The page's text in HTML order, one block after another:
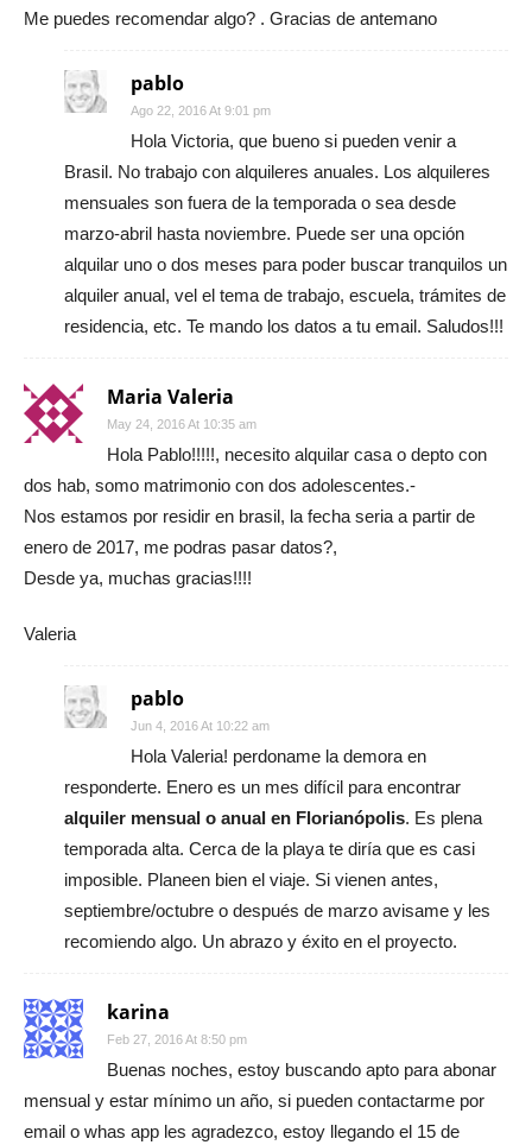
Me puedes recomendar algo? . Gracias de antemano
pablo
Ago 22, 2016 At 9:01 pm
Hola Victoria, que bueno si pueden venir a
Brasil. No trabajo con alquileres anuales. Los alquileres
mensuales son fuera de la temporada o sea desde
marzo-abril hasta noviembre. Puede ser una opción
alquilar uno o dos meses para poder buscar tranquilos un
alquiler anual, vel el tema de trabajo, escuela, trámites de
residencia, etc. Te mando los datos a tu email. Saludos!!!
Maria Valeria
May 24, 2016 At 10:35 am
Hola Pablo!!!!!, necesito alquilar casa o depto con
dos hab, somo matrimonio con dos adolescentes.-
Nos estamos por residir en brasil, la fecha seria a partir de
enero de 2017, me podras pasar datos?,
Desde ya, muchas gracias!!!!
Valeria
pablo
Jun 4, 2016 At 10:22 am
Hola Valeria! perdoname la demora en
responderte. Enero es un mes difícil para encontrar
alquiler mensual o anual en Florianópolis. Es plena
temporada alta. Cerca de la playa te diría que es casi
imposible. Planeen bien el viaje. Si vienen antes,
septiembre/octubre o después de marzo avisame y les
recomiendo algo. Un abrazo y éxito en el proyecto.
karina
Feb 27, 2016 At 8:50 pm
Buenas noches, estoy buscando apto para abonar
mensual y estar mínimo un año, si pueden contactarme por
email o whas app les agradezco, estoy llegando el 15 de